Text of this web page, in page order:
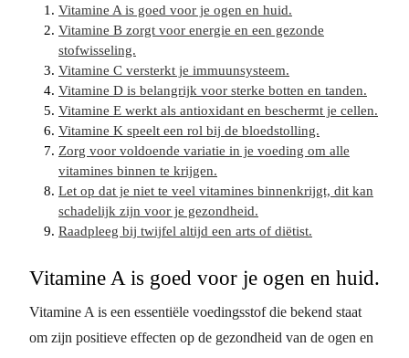
Vitamine A is goed voor je ogen en huid.
Vitamine B zorgt voor energie en een gezonde
stofwisseling.
Vitamine C versterkt je immuunsysteem.
Vitamine D is belangrijk voor sterke botten en tanden.
Vitamine E werkt als antioxidant en beschermt je cellen.
Vitamine K speelt een rol bij de bloedstolling.
Zorg voor voldoende variatie in je voeding om alle
vitamines binnen te krijgen.
Let op dat je niet te veel vitamines binnenkrijgt, dit kan
schadelijk zijn voor je gezondheid.
Raadpleeg bij twijfel altijd een arts of diëtist.
Vitamine A is goed voor je ogen en huid.
Vitamine A is een essentiële voedingsstof die bekend staat
om zijn positieve effecten op de gezondheid van de ogen en